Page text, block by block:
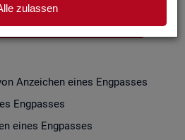
zulassen
ALS CSV
An­zei­chen eines Eng­pas­ses
Eng­pas­ses
eines Eng­pas­ses